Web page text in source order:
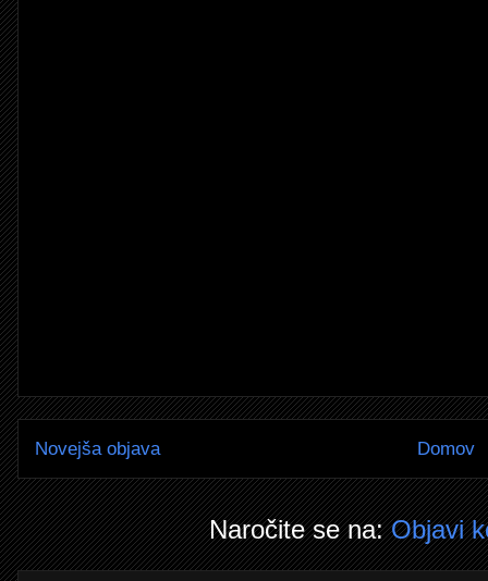
Novejša objava Domov
Naročite se na:Objavi